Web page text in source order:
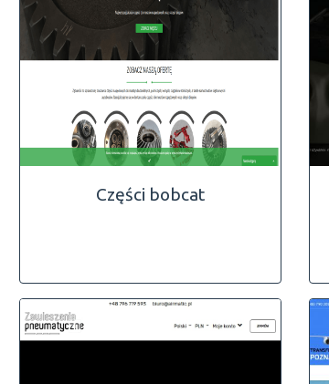
Części bobcat